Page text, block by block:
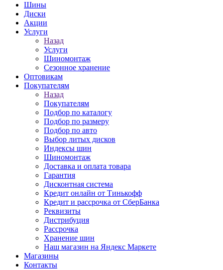
Шины
Диски
Акции
Услуги
Назад
Услуги
Шиномонтаж
Сезонное хранение
Оптовикам
Покупателям
Назад
Покупателям
Подбор по каталогу
Подбор по размеру
Подбор по авто
Выбор литых дисков
Индексы шин
Шиномонтаж
Доставка и оплата товара
Гарантия
Дисконтная система
Кредит онлайн от Тинькофф
Кредит и рассрочка от СберБанка
Реквизиты
Дистрибуция
Рассрочка
Хранение шин
Наш магазин на Яндекс Маркете
Магазины
Контакты